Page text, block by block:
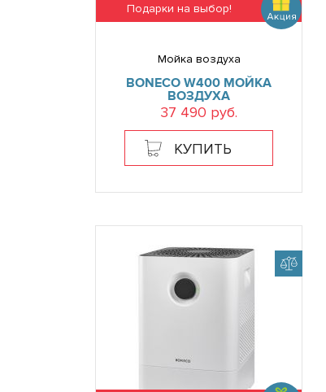
Подарки на выбор!
Мойка воздуха
BONECO W400 МОЙКА
ВОЗДУХА
37 490 руб.
КУПИТЬ